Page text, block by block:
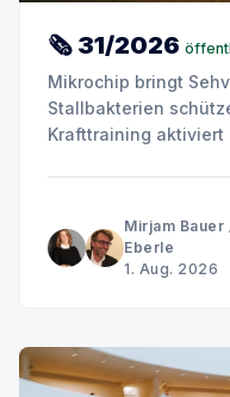
🗞 31/2026
Mikrochip bringt
Stallbakterien
Krafttraining aktiviert
Anfang September
Mirjam Bauer
Eberle
1. Aug. 2026